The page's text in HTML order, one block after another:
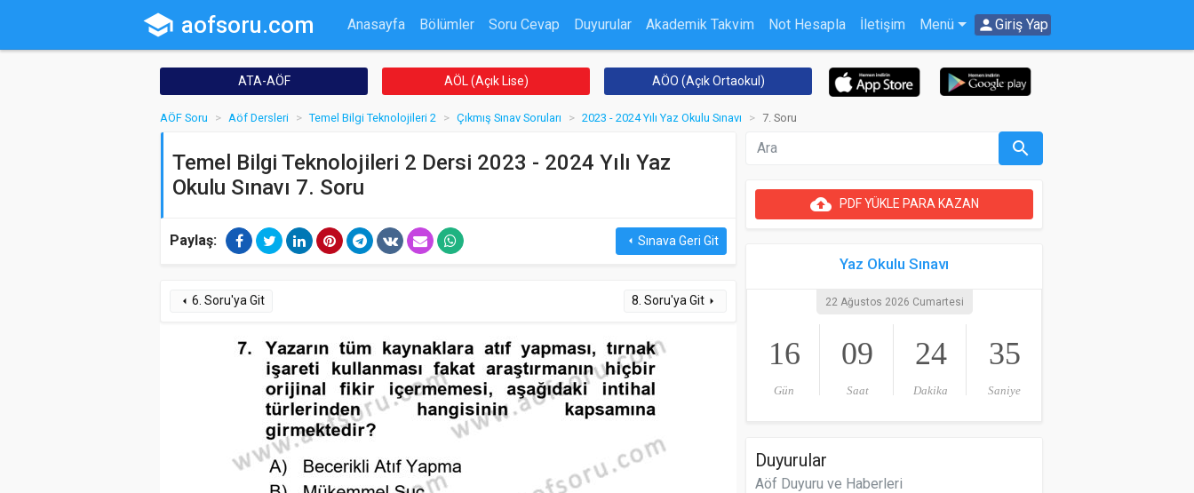
school aofsoru.com Anasayfa Bölümler Soru Cevap Duyurular Akademik Takvim Not Hesapla İletişim Menü personGiriş Yap
ATA-AÖF AÖL (Açık Lise) AÖO (Açık Ortaokul)
AÖF Soru Aöf Dersleri Temel Bilgi Teknolojileri 2 Çıkmış Sınav Soruları 2023 - 2024 Yılı Yaz Okulu Sınavı 7. Soru
Temel Bilgi Teknolojileri 2 Dersi 2023 - 2024 Yılı Yaz
Okulu Sınavı 7. Soru
Paylaş: arrow_leftSınava Geri Git
arrow_left 6. Soru'ya Git 8. Soru'ya Git arrow_right
search
cloud_uploadPDF YÜKLE PARA KAZAN
Yaz Okulu Sınavı
22 Ağustos 2026 Cumartesi
16
Gün
09
Saat
24
Dakika
35
Saniye
Duyurular
Aöf Duyuru ve Haberleri